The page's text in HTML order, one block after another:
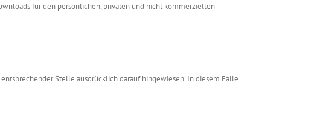
für den persönlichen, privaten und nicht kommerziellen
Stelle ausdrücklich darauf hingewiesen. In diesem Falle